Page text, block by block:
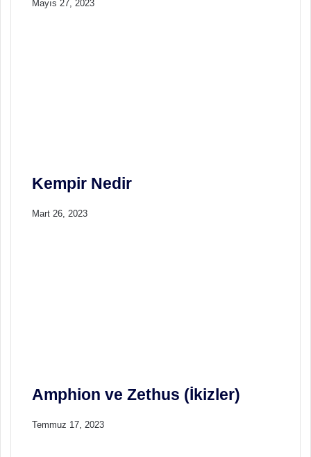
Mayıs 27, 2023
Kempir Nedir
Mart 26, 2023
Amphion ve Zethus (İkizler)
Temmuz 17, 2023